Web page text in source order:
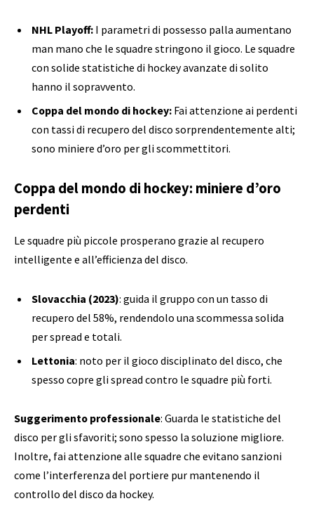
NHL Playoff: I parametri di possesso palla aumentano
man mano che le squadre stringono il gioco. Le squadre
con solide statistiche di hockey avanzate di solito
hanno il sopravvento.
Coppa del mondo di hockey: Fai attenzione ai perdenti
con tassi di recupero del disco sorprendentemente alti;
sono miniere d’oro per gli scommettitori.
Coppa del mondo di hockey: miniere d’oro
perdenti
Le squadre più piccole prosperano grazie al recupero
intelligente e all’efficienza del disco.
Slovacchia (2023): guida il gruppo con un tasso di
recupero del 58%, rendendolo una scommessa solida
per spread e totali.
Lettonia: noto per il gioco disciplinato del disco, che
spesso copre gli spread contro le squadre più forti.
Suggerimento professionale: Guarda le statistiche del
disco per gli sfavoriti; sono spesso la soluzione migliore.
Inoltre, fai attenzione alle squadre che evitano sanzioni
come l’interferenza del portiere pur mantenendo il
controllo del disco da hockey.